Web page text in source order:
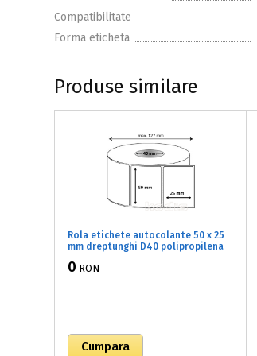
Compatibilitate
Forma eticheta
Produse similare
Rola etichete autocolante 50 x 25
mm dreptunghi D40 polipropilena
buc/rola (71x050025)
0 RON